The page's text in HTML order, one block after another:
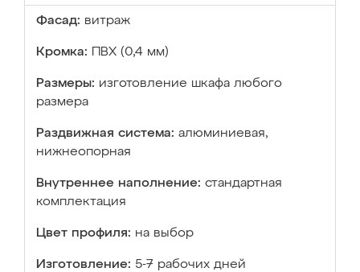
Фасад: витраж
Кромка: ПВХ (0,4 мм)
Размеры: изготовление шкафа любого
размера
Раздвижная система: алюминиевая,
нижнеопорная
Внутреннее наполнение: стандартная
комплектация
Цвет профиля: на выбор
Изготовление: 5-7 рабочих дней